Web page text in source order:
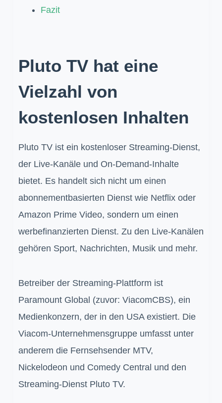
Fazit
Pluto TV hat eine
Vielzahl von
kostenlosen Inhalten
Pluto TV ist ein kostenloser Streaming-Dienst,
der Live-Kanäle und On-Demand-Inhalte
bietet. Es handelt sich nicht um einen
abonnementbasierten Dienst wie Netflix oder
Amazon Prime Video, sondern um einen
werbefinanzierten Dienst. Zu den Live-Kanälen
gehören Sport, Nachrichten, Musik und mehr.
Betreiber der Streaming-Plattform ist
Paramount Global (zuvor: ViacomCBS), ein
Medienkonzern, der in den USA existiert. Die
Viacom-Unternehmensgruppe umfasst unter
anderem die Fernsehsender MTV,
Nickelodeon und Comedy Central und den
Streaming-Dienst Pluto TV.